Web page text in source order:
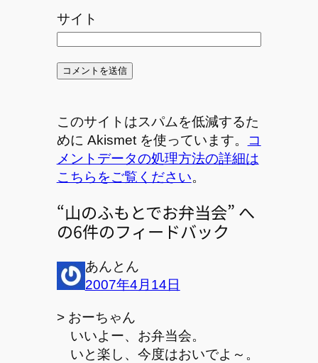
サイト
このサイトはスパムを低減するた
めに Akismet を使っています。
コ
メントデータの処理方法の詳細は
こちらをご覧ください。
“山のふもとでお弁当会” へ
の6件のフィードバック
あんとん
2007年4月14日
> おーちゃん
いいよー、お弁当会。
いと楽し、今度はおいでよ～。